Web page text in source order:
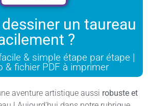
un taureau
?
& simple étape par étape |
& fichier PDF à imprimer
aventure artistique aussi robuste et